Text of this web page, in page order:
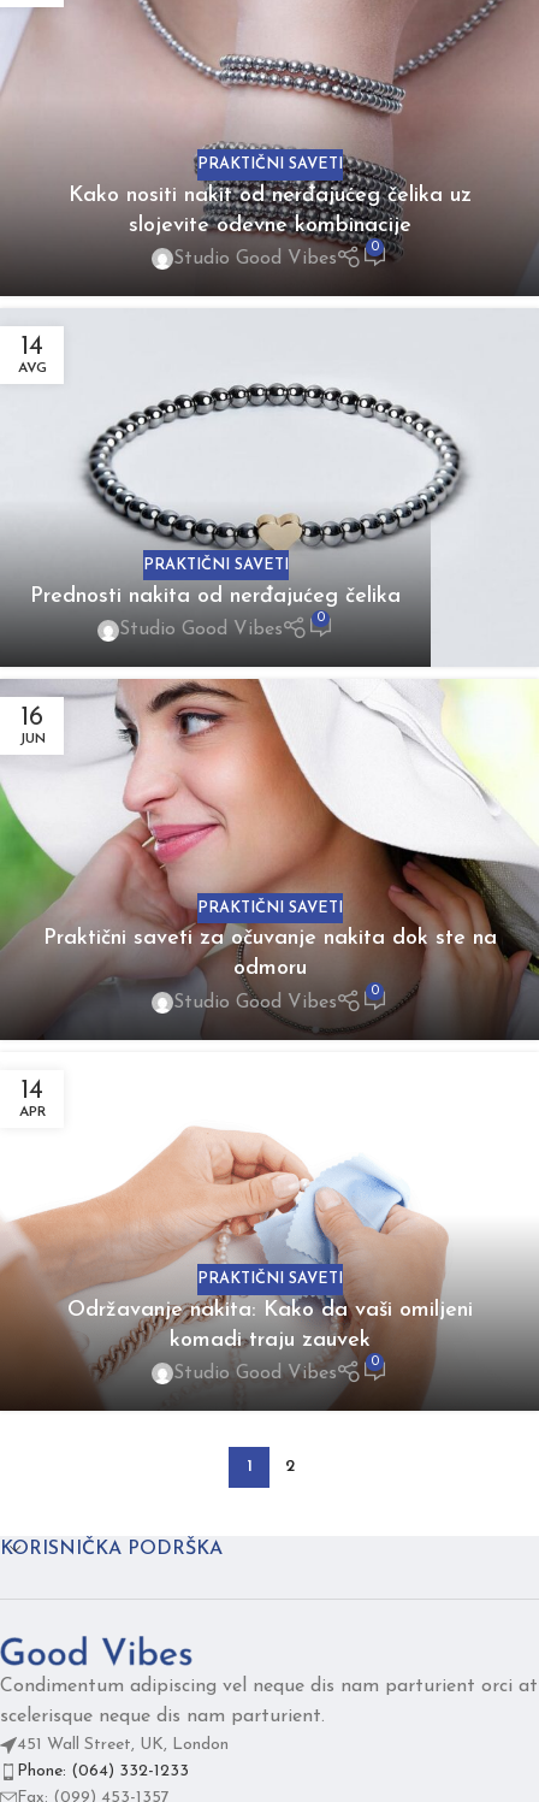
PRAKTIČNI SAVETI
Kako nositi nakit od nerđajućeg čelika uz
slojevite odevne kombinacije
Studio Good Vibes
0
14
AVG
PRAKTIČNI SAVETI
Prednosti nakita od nerđajućeg čelika
Studio Good Vibes
0
16
JUN
PRAKTIČNI SAVETI
Praktični saveti za očuvanje nakita dok ste na
odmoru
Studio Good Vibes
0
14
APR
PRAKTIČNI SAVETI
Održavanje nakita: Kako da vaši omiljeni
komadi traju zauvek
Studio Good Vibes
0
1 2
KORISNIČKA PODRŠKA
Condimentum adipiscing vel neque dis nam parturient orci at
scelerisque neque dis nam parturient.
451 Wall Street, UK, London
Phone: (064) 332-1233
Fax: (099) 453-1357